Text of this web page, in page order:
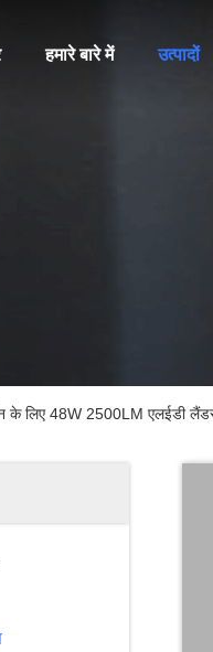
हमारे बारे में उत्पादों
के लिए 48W 2500LM एलईडी